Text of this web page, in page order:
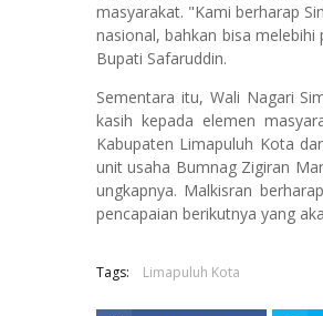
masyarakat. "Kami berharap
nasional, bahkan bisa
Bupati Safaruddin.
Sementara itu, Wali Nagari
kasih kepada elemen
Kabupaten Limapuluh Kota
unit usaha Bumnag Zigiran
ungkapnya. Malkisran
pencapaian berikutnya yang
Tags: Limapuluh Kota